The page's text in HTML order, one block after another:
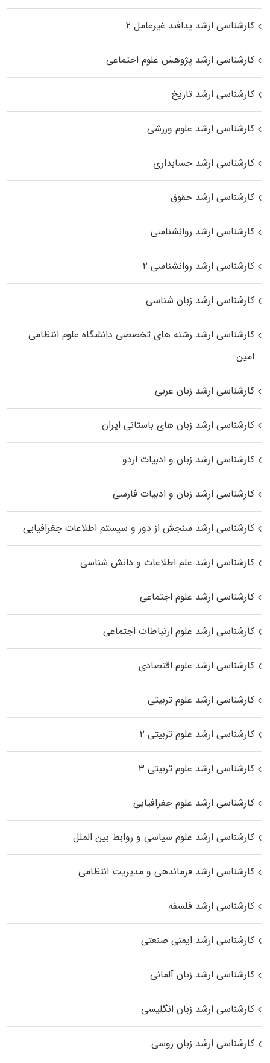
کارشناسی ارشد پدافند غیرعامل ۲
کارشناسی ارشد پژوهش علوم اجتماعی
کارشناسی ارشد تاریخ
کارشناسی ارشد علوم ورزشی
کارشناسی ارشد حسابداری
کارشناسی ارشد حقوق
کارشناسی ارشد روانشناسی
کارشناسی ارشد روانشناسی ۲
کارشناسی ارشد زبان شناسی
کارشناسی ارشد رﺷﺘﻪ ﻫﺎی تخصصی داﻧﺸﮕﺎه ﻋﻠﻮم انتظامی
اﻣﻴﻦ
کارشناسی ارشد زبان عربی
کارشناسی ارشد زبان‌ های باستانی ایران
کارشناسی ارشد زبان و ادبیات اردو
کارشناسی ارشد زبان و ادبیات فارسی
کارشناسی ارشد سنجش از دور و سیستم اطلاعات جغرافیایی
کارشناسی ارشد علم اطلاعات و دانش شناسی
کارشناسی ارشد علوم اجتماعی
کارشناسی ارشد علوم ارتباطات اجتماعی
کارشناسی ارشد علوم اقتصادی
کارشناسی ارشد علوم تربیتی
کارشناسی ارشد علوم تربیتی ۲
کارشناسی ارشد علوم تربیتی ۳
کارشناسی ارشد علوم جغرافیایی
کارشناسی ارشد علوم سیاسی و روابط بین الملل
کارشناسی ارشد فرماندهی و مدیریت انتظامی
کارشناسی ارشد فلسفه
کارشناسی ارشد ایمنی صنعتی
کارشناسی ارشد زبان آلمانی
کارشناسی ارشد زبان انگلیسی
کارشناسی ارشد زبان روسی